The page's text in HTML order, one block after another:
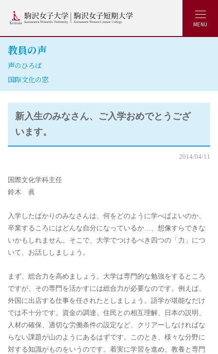
MENU
教員の声
声のひろば
国際文化の窓
新入生のみなさん、ご入学おめでとうござ
います。
2014/04/11
国際文化学科主任
鈴木 眞
入学したばかりのみなさんは、何をどのように学べばよいのか、
卒業するころにはどんな自分になっているか…、想像すらできな
いかもしれません。そこで、大学でつけるべき四つの「力」につ
いて、お話ししましょう。
まず、総合力を高めましょう。大学は専門的な勉強をするところ
ですが、その専門を活かすには総合力が必要なのです。例えば、
外国に出店する仕事を任されたとしましょう。語学が堪能なだけ
では不十分です。資金の調達、住民との相互理解、日本の説明、
人材の確保、適切な労働条件の設定など、クリアーしなければな
らない課題が山のようにあるはずです。このとき、様々な分野に
対する知識がものをいうのです。着実に学習を進め、教養と専門